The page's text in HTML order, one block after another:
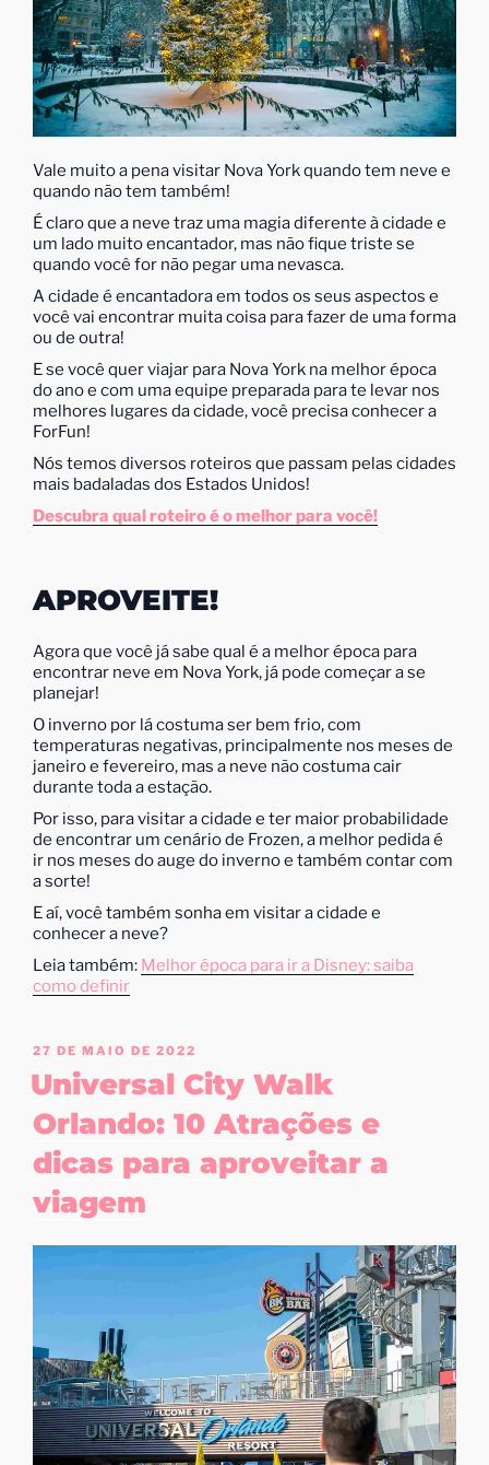
Vale muito a pena visitar Nova York quando tem neve e
quando não tem também!
É claro que a neve traz uma magia diferente à cidade e
um lado muito encantador, mas não fique triste se
quando você for não pegar uma nevasca.
A cidade é encantadora em todos os seus aspectos e
você vai encontrar muita coisa para fazer de uma forma
ou de outra!
E se você quer viajar para Nova York na melhor época
do ano e com uma equipe preparada para te levar nos
melhores lugares da cidade, você precisa conhecer a
ForFun!
Nós temos diversos roteiros que passam pelas cidades
mais badaladas dos Estados Unidos!
Descubra qual roteiro é o melhor para você!
APROVEITE!
Agora que você já sabe qual é a melhor época para
encontrar neve em Nova York, já pode começar a se
planejar!
O inverno por lá costuma ser bem frio, com
temperaturas negativas, principalmente nos meses de
janeiro e fevereiro, mas a neve não costuma cair
durante toda a estação.
Por isso, para visitar a cidade e ter maior probabilidade
de encontrar um cenário de Frozen, a melhor pedida é
ir nos meses do auge do inverno e também contar com
a sorte!
E aí, você também sonha em visitar a cidade e
conhecer a neve?
Leia também: Melhor época para ir a Disney: saiba
como definir
27 DE MAIO DE 2022
Universal City Walk
Orlando: 10 Atrações e
dicas para aproveitar a
viagem